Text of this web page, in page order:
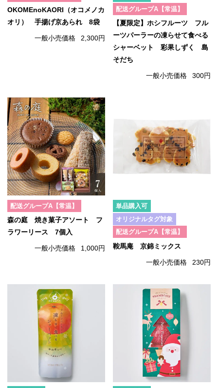
OKOMEnoKAORI（オコメノカ
オリ） 手揚げ京あられ 8袋
一般小売価格 2,300円
配送グループA【常温】
【夏限定】ホシフルーツ フル
ーツパーラーの凍らせて食べる
シャーベット 彩果しずく 島
そだち
一般小売価格 300円
配送グループA【常温】
森の庭 焼き菓子アソート フ
ラワーリース 7個入
一般小売価格 1,000円
単品購入可
オリジナルタグ対象
配送グループA【常温】
鞍馬庵 京錦ミックス
一般小売価格 230円